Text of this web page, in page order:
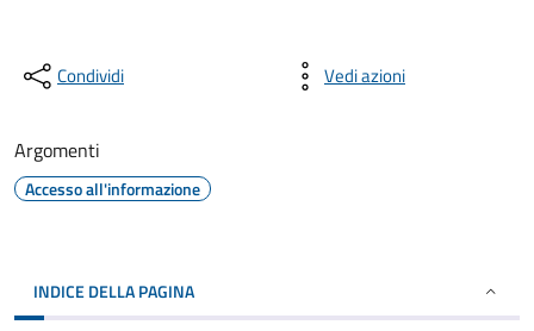
Condividi Vedi azioni
Argomenti
Accesso all'informazione
INDICE DELLA PAGINA